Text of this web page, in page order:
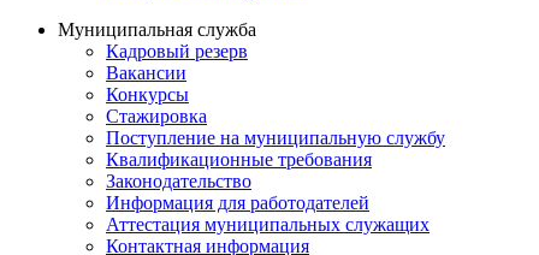
Муниципальная служба
Кадровый резерв
Вакансии
Конкурсы
Стажировка
Поступление на муниципальную службу
Квалификационные требования
Законодательство
Информация для работодателей
Аттестация муниципальных служащих
Контактная информация